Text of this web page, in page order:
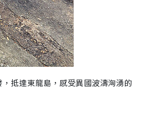
抵達東龍島，感受異國波濤洶湧的